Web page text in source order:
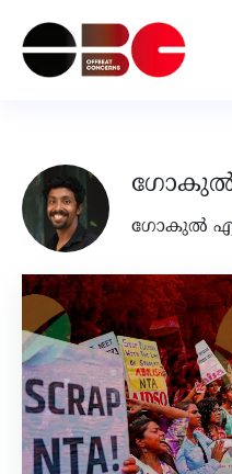
ഗോകുൽ
ഗോകുൽ